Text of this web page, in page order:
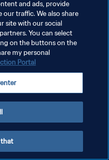
سياسة الخصوصية
إدارة تفضيلات ملفات تعريف الارتباط
and ads, provide
our traffic. We also share
site with our social
You can select
on the buttons on the
my personal
Portal